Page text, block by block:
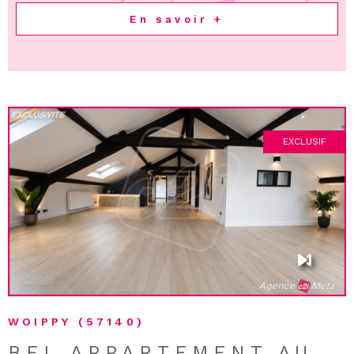
En savoir +
WOIPPY (57140)
EXCLUSIF
VOIR LE BIEN